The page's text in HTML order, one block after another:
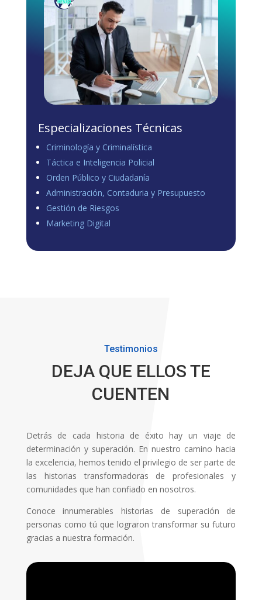
Especializaciones Técnicas
Criminología y Criminalística
Táctica e Inteligencia Policial
Orden Público y Ciudadanía
Administración, Contaduria y Presupuesto
Gestión de Riesgos
Marketing Digital
Testimonios
DEJA QUE ELLOS TE
CUENTEN
Detrás de cada historia de éxito hay un viaje de
determinación y superación. En nuestro camino hacia
la excelencia, hemos tenido el privilegio de ser parte de
las historias transformadoras de profesionales y
comunidades que han confiado en nosotros.
Conoce innumerables historias de superación de
personas como tú que lograron transformar su futuro
gracias a nuestra formación.